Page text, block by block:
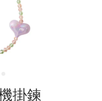
掛鍊